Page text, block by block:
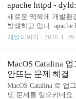
도메인을 사용하는 다
는 경우가 있어서 그
크롬 브라우저도 그렇
뀌고 있습니다. https
tp로 들어가려 해도 자
때 https를 설정해 두
버에 https를 설정하려
apache httpd -
새로운 맥북에 개발환
발생하고 있다.
or.log 에 dyld: Library
때문에 터미널에서 해
었다. apache httpd
Env
서 cgi..
개발이야기 2020. 1.
MacOS Catalina
안뜨는 문제 해결
MacOS Catalina 로 업
또 문제를 일으키네요.